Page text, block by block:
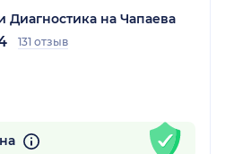
Диагностика на Чапаева
131 отзыв